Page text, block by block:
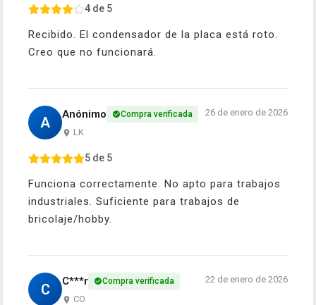
4 de 5
Recibido. El condensador de la placa está roto.
Creo que no funcionará.
A Anónimo Compra verificada
LK
26 de enero de 2026
5 de 5
Funciona correctamente. No apto para trabajos
industriales. Suficiente para trabajos de
bricolaje/hobby.
C C***r Compra verificada
CO
22 de enero de 2026